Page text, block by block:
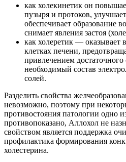
как холекинетик он
пузыря и протоков,
обеспечивает образование
снимает явления застоя
как холеретик — оказывает
клетках печени,
привлечением
необходимый состав
солей.
Разделить свойства
невозможно, поэтому при
противостояния патологии одно
противопоказано, Аллохол не
свойством является поддержка
профилактика формирования
холестерина.